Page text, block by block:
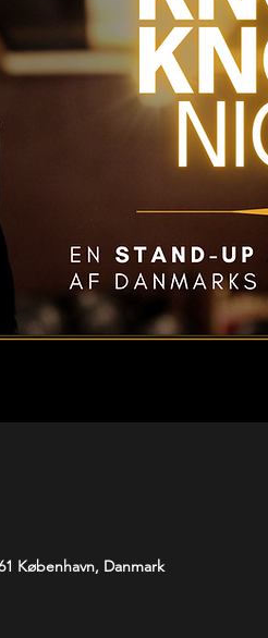
København, Danmark